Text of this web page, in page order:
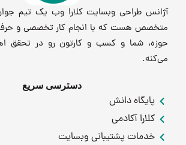
آژانس طراحی وبسایت کلارا وب یک تیم
متخصص هست که با انجام کار تخصصی و
حوزه، شما و کسب و کارتون رو در تحقق
می‌کنه.
دسترسی سریع
پایگاه دانش
کلارا آکادمی
خدمات پشتیبانی وبسایت